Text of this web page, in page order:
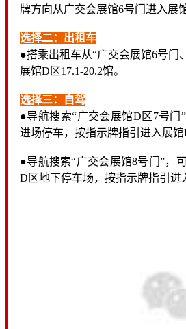
牌方向从广交会展馆6号门进入展
选择二：出租车
●搭乘出租车从“广交会展馆6号门
展馆D区17.1-20.2馆。
选择三：自驾
●导航搜索“广交会展馆D区7号门
进场停车，按指示牌指引进入展馆
●导航搜索“广交会展馆8号门”，
D区地下停车场，按指示牌指引进